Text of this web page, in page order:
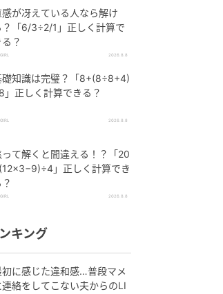
感が冴えている人なら解け
？「6/3÷2/1」正しく計算で
る？
2026.8.8
礎知識は完璧？「8+(8÷8+4)
」正しく計算できる？
2026.8.8
って解くと間違える！？「20
」正しく計算でき
2026.8.8
キング
初に感じた違和感…普段マメ
連絡をしてこない夫からのLI